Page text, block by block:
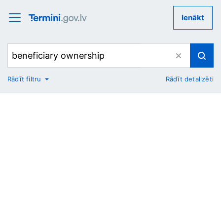
Ienākt
No
Rādīt filtru Rādīt detalizēti